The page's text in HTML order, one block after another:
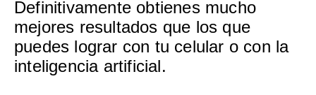
Definitivamente obtienes mucho
mejores resultados que los que
puedes lograr con tu celular o con la
inteligencia artificial.